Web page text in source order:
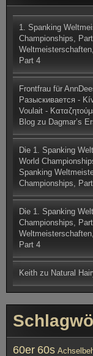
1. Spanking
Championships,
Part 4
Frontfrau für
Разыскивается -
Voulait -
Blog zu Dagmar’s
Die 1. Spanking
World
Spanking
Championships,
Die 1. Spanking
Championships,
Part 4
Keith zu Natural
60er 60s